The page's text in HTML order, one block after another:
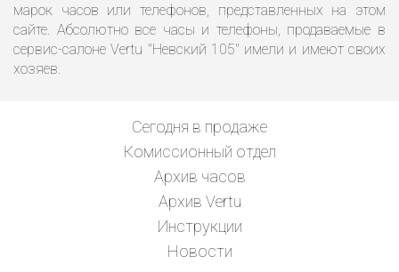
марок часов или телефонов, представленных на этом
сайте. Абсолютно все часы и телефоны, продаваемые в
сервис-салоне Vertu "Невский 105" имели и имеют своих
хозяев.
Сегодня в продаже
Комиссионный отдел
Архив часов
Архив Vertu
Инструкции
Новости